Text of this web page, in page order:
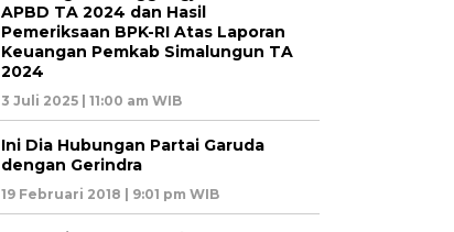
APBD TA 2024 dan Hasil
Pemeriksaan BPK-RI Atas Laporan
Keuangan Pemkab Simalungun TA
2024
3 Juli 2025 | 11:00 am WIB
Ini Dia Hubungan Partai Garuda
dengan Gerindra
19 Februari 2018 | 9:01 pm WIB